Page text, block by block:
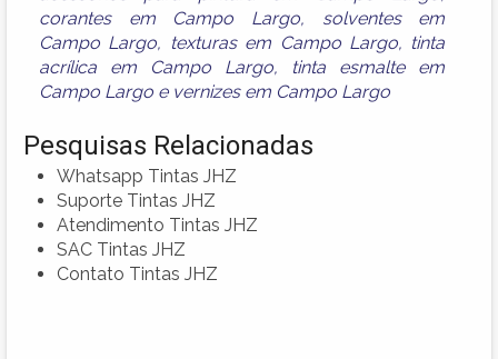
corantes em Campo Largo, solventes em
Campo Largo, texturas em Campo Largo, tinta
acrílica em Campo Largo, tinta esmalte em
Campo Largo e vernizes em Campo Largo
Pesquisas Relacionadas
Whatsapp Tintas JHZ
Suporte Tintas JHZ
Atendimento Tintas JHZ
SAC Tintas JHZ
Contato Tintas JHZ